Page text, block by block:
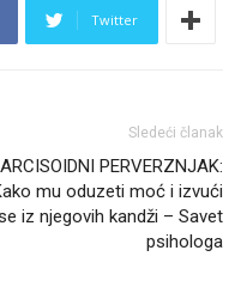
Twitter
Sledeći članak
PERVERZNJAK:
mu oduzeti moć i izvući
iz njegovih kandži – Savet
psihologa